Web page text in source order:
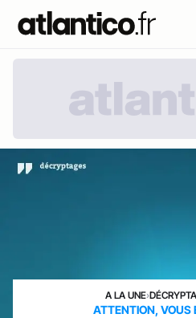
A LA UNE›
ATTENTION, VOUS